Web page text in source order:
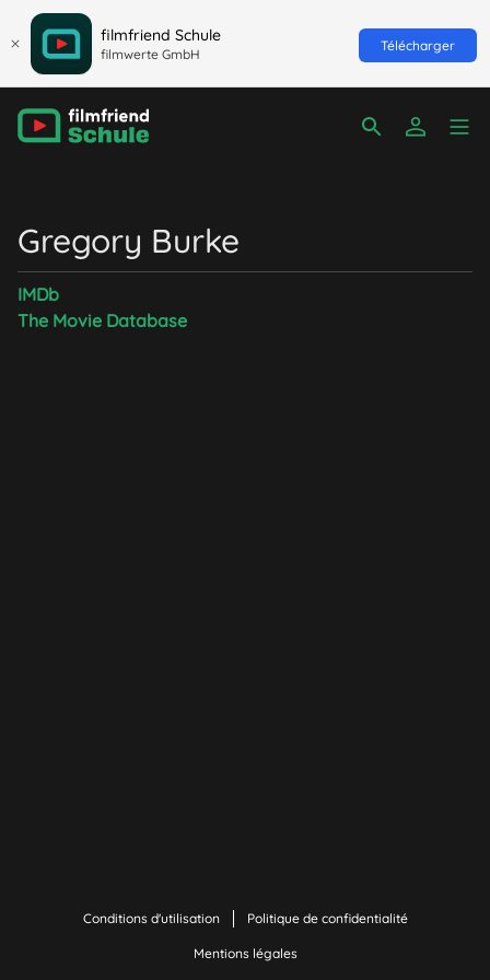
filmfriend Schule
filmwerte GmbH
Télécharger
Gregory Burke
IMDb
The Movie Database
Conditions d'utilisation Politique de confidentialité
Mentions légales